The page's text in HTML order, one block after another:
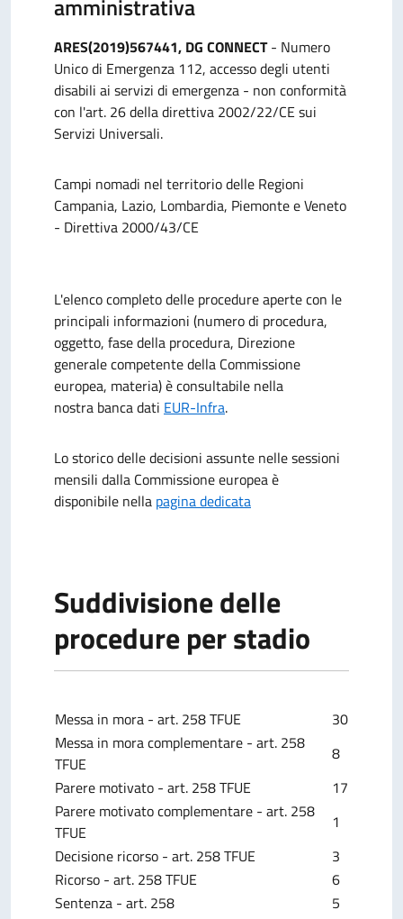
amministrativa
ARES(2019)567441, DG CONNECT- Numero
Unico di Emergenza 112, accesso degli utenti
disabili ai servizi di emergenza - non conformità
con l'art. 26 della direttiva 2002/22/CE sui
Servizi Universali.
Campi nomadi nel territorio delle Regioni
Campania, Lazio, Lombardia, Piemonte e Veneto
- Direttiva 2000/43/CE
L'elenco completo delle procedure aperte con le
principali informazioni (numero di procedura,
oggetto, fase della procedura, Direzione
generale competente della Commissione
europea, materia) è consultabile nella
nostra banca dati EUR-Infra.
Lo storico delle decisioni assunte nelle sessioni
mensili dalla Commissione europea è
disponibile nella pagina dedicata
Suddivisione delle
procedure per stadio
Messa in mora - art. 258 TFUE
30
Messa in mora complementare - art. 258
TFUE
8
Parere motivato - art. 258 TFUE
17
Parere motivato complementare - art. 258
TFUE
1
Decisione ricorso - art. 258 TFUE
3
Ricorso - art. 258 TFUE
6
Sentenza - art. 258
5